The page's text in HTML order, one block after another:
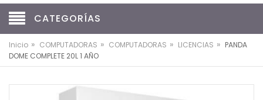
CATEGORÍAS
Inicio » COMPUTADORAS » COMPUTADORAS » LICENCIAS » PANDA
DOME COMPLETE 20L 1 AÑO